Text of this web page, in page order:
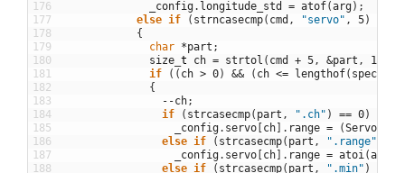
176
177
178
179
180
181
182
183
184
185
186
187
188
_config. longitude_std = atof(arg) ;
else if ( strncasecmp( cmd , "servo" , 5)
{
char *part ;
size t ch = strtol ( cmd + 5, &part , 10
if
( ( ch > 0) && ( ch <= lengthof( specs
{
--ch;
if
( strcasecmp( part , ".ch" ) == 0)
_config. servo ch . range = (Servo24
else if ( strcasecmp( part , ".range"
_config. servo ch . range = atoi(arg
else if ( strcasecmp( part , ".min" )